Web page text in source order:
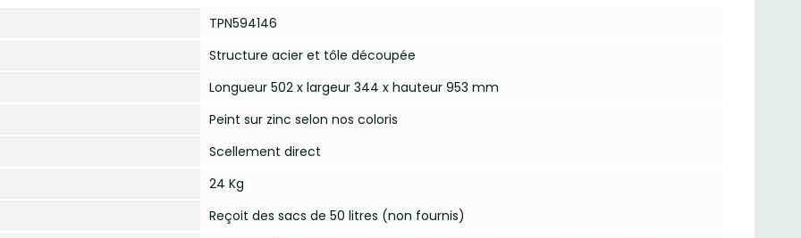
TPN594146
Structure acier et tôle découpée
Longueur 502 x largeur 344 x hauteur 953 mm
Peint sur zinc selon nos coloris
Scellement direct
24 Kg
Reçoit des sacs de 50 litres (non fournis)